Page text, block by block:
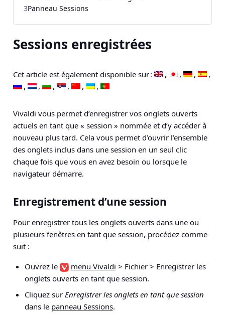
Sessions enregistrées
Cet article est également disponible sur :
Vivaldi vous permet d’enregistrer vos onglets ouverts
actuels en tant que « session » nommée et d’y accéder à
nouveau plus tard. Cela vous permet d’ouvrir l’ensemble
des onglets inclus dans une session en un seul clic
chaque fois que vous en avez besoin ou lorsque le
navigateur démarre.
Enregistrement d’une session
Pour enregistrer tous les onglets ouverts dans une ou
plusieurs fenêtres en tant que session, procédez comme
suit :
Ouvrez le
menu Vivaldi > Fichier > Enregistrer les
onglets ouverts en tant que session.
Cliquez sur Enregistrer les onglets en tant que session
dans le panneau Sessions.
3Panneau Sessions